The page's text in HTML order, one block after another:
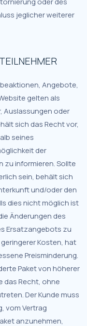
jeglicher weiterer
Angebote,
gelten als
Auslassungen oder
sich das Recht vor,
seines
der
zu informieren. Sollte
sein, behält sich
und/oder den
dies nicht möglich ist
Änderungen des
Ersatzangebots zu
Kosten, hat
Preisminderung.
Paket von höherer
das Recht, ohne
Der Kunde muss
vom Vertrag
anzunehmen,